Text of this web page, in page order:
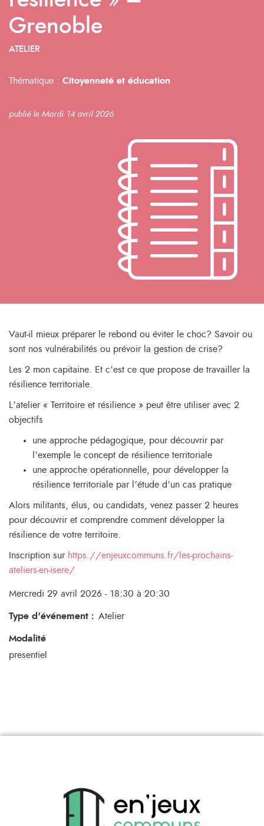
Grenoble
ATELIER
Thématique : Citoyenneté et éducation
publié le Mardi 14 avril 2026
Vaut-il mieux préparer le rebond ou éviter le choc? Savoir ou
sont nos vulnérabilités ou prévoir la gestion de crise?
Les 2 mon capitaine. Et c’est ce que propose de travailler la
résilience territoriale.
L’atelier « Territoire et résilience » peut être utiliser avec 2
objectifs
une approche pédagogique, pour découvrir par
l’exemple le concept de résilience territoriale
une approche opérationnelle, pour développer la
résilience territoriale par l’étude d’un cas pratique
Alors militants, élus, ou candidats, venez passer 2 heures
pour découvrir et comprendre comment développer la
résilience de votre territoire.
Inscription sur https://enjeuxcommuns.fr/les-prochains-
ateliers-en-isere/
Mercredi 29 avril 2026 - 18:30 à 20:30
Type d'événement : Atelier
Modalité
presentiel